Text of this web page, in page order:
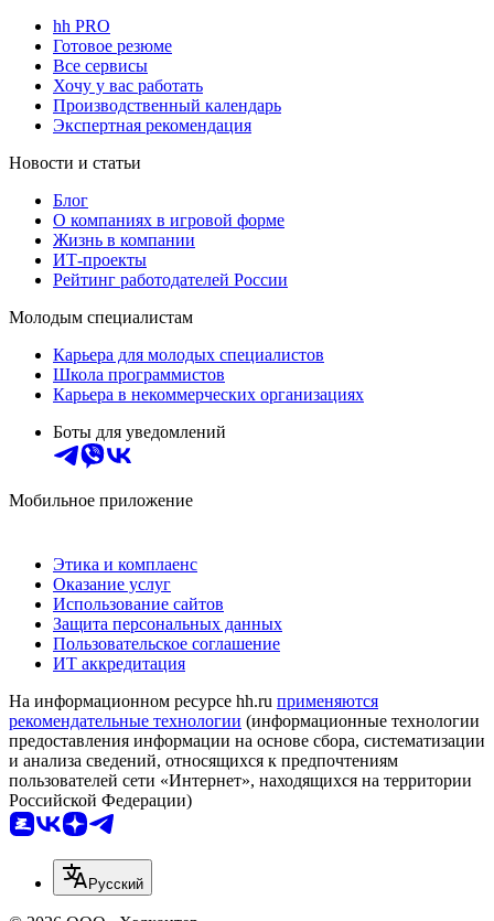
hh PRO
Готовое резюме
Все сервисы
Хочу у вас работать
Производственный календарь
Экспертная рекомендация
Новости и статьи
Блог
О компаниях в игровой форме
Жизнь в компании
ИТ-проекты
Рейтинг работодателей России
Молодым специалистам
Карьера для молодых специалистов
Школа программистов
Карьера в некоммерческих организациях
Боты для уведомлений
Мобильное приложение
Этика и комплаенс
Оказание услуг
Использование сайтов
Защита персональных данных
Пользовательское соглашение
ИТ аккредитация
На информационном ресурсе hh.ru применяются
рекомендательные технологии (информационные технологии
предоставления информации на основе сбора, систематизации
и анализа сведений, относящихся к предпочтениям
пользователей сети «Интернет», находящихся на территории
Российской Федерации)
Русский